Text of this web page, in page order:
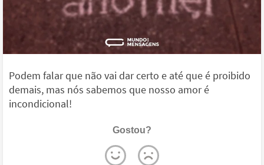
Podem falar que não vai dar certo e até que é proibido
demais, mas nós sabemos que nosso amor é
incondicional!
Gostou?